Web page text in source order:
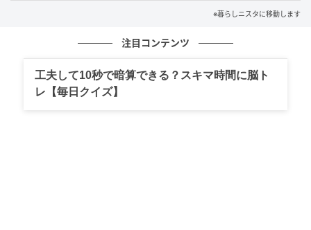
長い間歌い続けて喉に違和感が出たとき、声帯は摩擦
ンキンに冷えたものを飲むと刺激が強すぎますし、逆
に熱すぎる飲み物も炎症を煽ってしまう原因に。じん
※暮らしニスタに移動します
注目コンテンツ
工夫して10秒で暗算できる？スキマ時間に脳ト
レ【毎日クイズ】